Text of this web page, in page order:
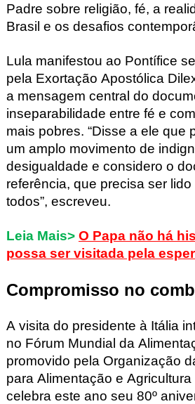
Padre sobre religião, fé, a
Brasil e os desafios
Lula manifestou ao Pontífice
pela Exortação Apostólica
a mensagem central do
inseparabilidade entre fé e
mais pobres. “Disse a ele que
um amplo movimento de
desigualdade e considero o
referência, que precisa ser
todos”, escreveu.
Leia Mais> O Papa não há
possa ser visitada pela
Compromisso no
A visita do presidente à Itália
no Fórum Mundial da
promovido pela Organização
para Alimentação e Agricultura
celebra este ano seu 80º